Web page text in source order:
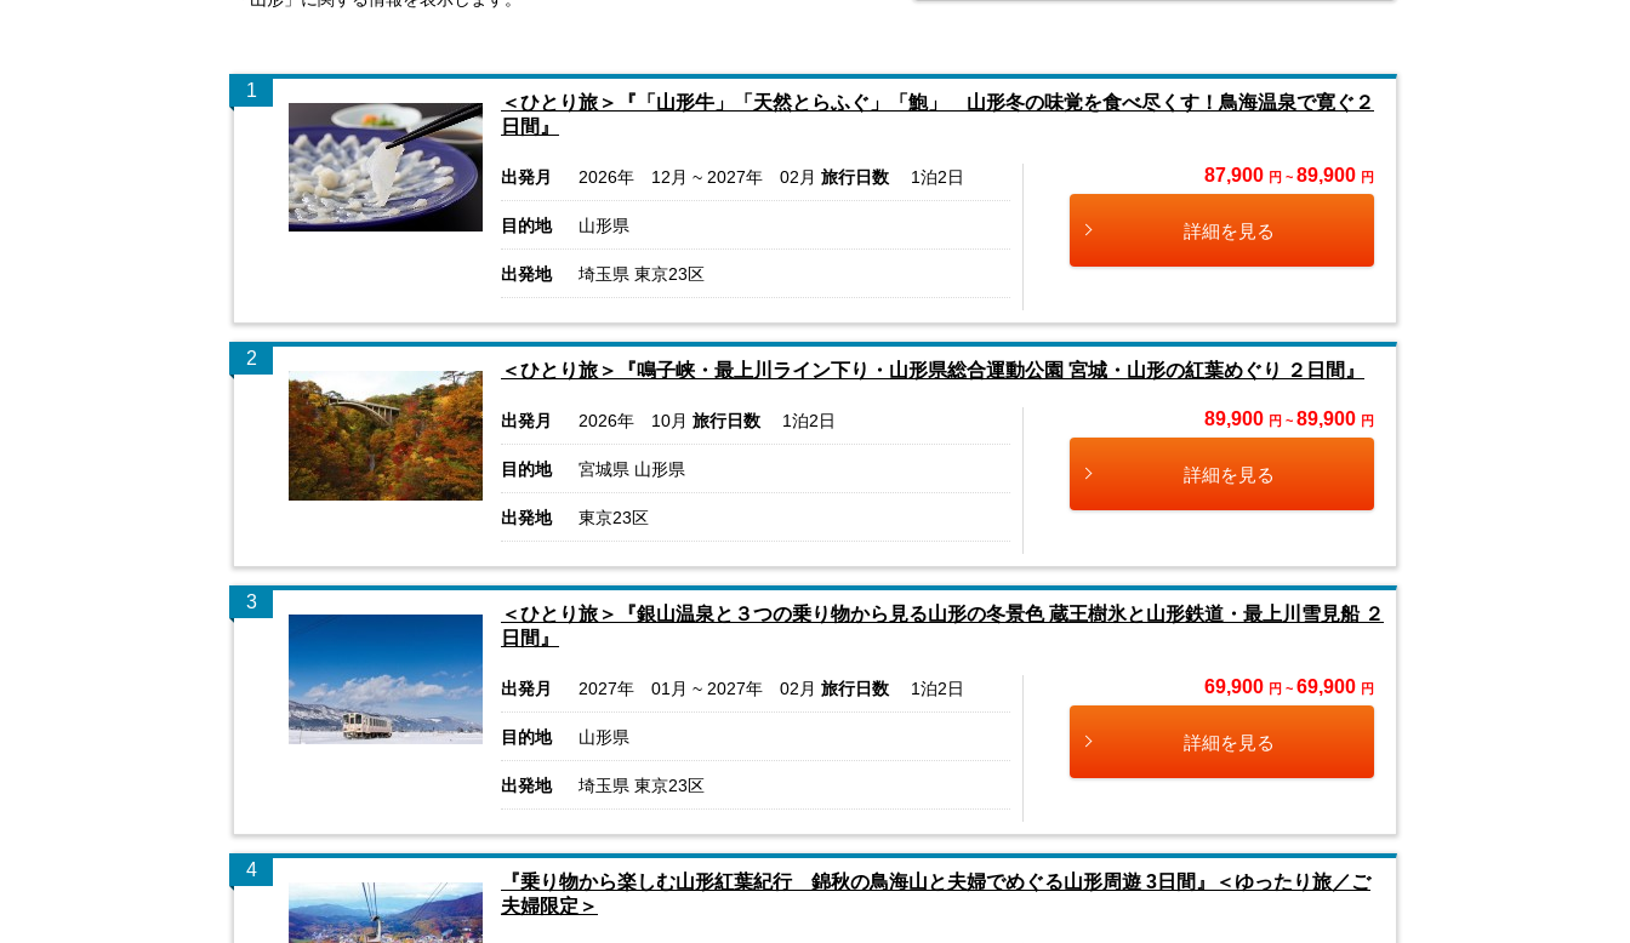
1
＜ひとり旅＞『「山形牛」「天然とらふぐ」「鮑」 山形冬の味覚を食べ尽くす！鳥海温泉で寛ぐ２
日間』
出発月 2026年 12月 ~ 2027年 02月 旅行日数 1泊2日
目的地 山形県
出発地 埼玉県 東京23区
87,900 円 ~ 89,900 円
詳細を見る
2
＜ひとり旅＞『鳴子峡・最上川ライン下り・山形県総合運動公園 宮城・山形の紅葉めぐり ２日間』
出発月 2026年 10月 旅行日数 1泊2日
目的地 宮城県 山形県
出発地 東京23区
89,900 円 ~ 89,900 円
詳細を見る
3
＜ひとり旅＞『銀山温泉と３つの乗り物から見る山形の冬景色 蔵王樹氷と山形鉄道・最上川雪見船 ２
日間』
出発月 2027年 01月 ~ 2027年 02月 旅行日数 1泊2日
目的地 山形県
出発地 埼玉県 東京23区
69,900 円 ~ 69,900 円
詳細を見る
4
『乗り物から楽しむ山形紅葉紀行 錦秋の鳥海山と夫婦でめぐる山形周遊 3日間』＜ゆったり旅／ご
夫婦限定＞